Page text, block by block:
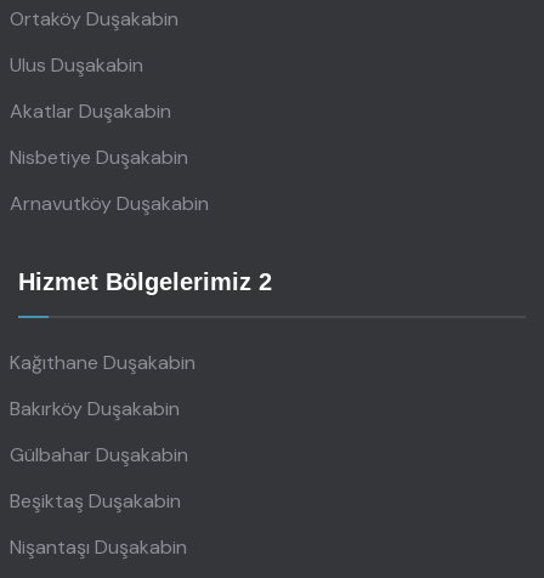
Ortaköy Duşakabin
Ulus Duşakabin
Akatlar Duşakabin
Nisbetiye Duşakabin
Arnavutköy Duşakabin
Hizmet Bölgelerimiz 2
Kağıthane Duşakabin
Bakırköy Duşakabin
Gülbahar Duşakabin
Beşiktaş Duşakabin
Nişantaşı Duşakabin